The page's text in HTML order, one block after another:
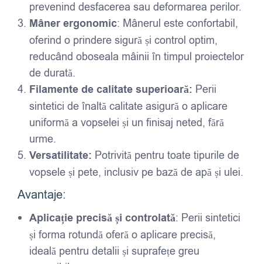
prevenind desfacerea sau deformarea perilor.
Mâner ergonomic: Mânerul este confortabil,
oferind o prindere sigură și control optim,
reducând oboseala mâinii în timpul proiectelor
de durată.
Filamente de calitate superioară: Perii
sintetici de înaltă calitate asigură o aplicare
uniformă a vopselei și un finisaj neted, fără
urme.
Versatilitate: Potrivită pentru toate tipurile de
vopsele și pete, inclusiv pe bază de apă și ulei.
Avantaje:
Aplicație precisă și controlată: Perii sintetici
și forma rotundă oferă o aplicare precisă,
ideală pentru detalii și suprafețe greu